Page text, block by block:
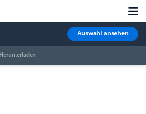
Herunterladen
Auswahl ansehen